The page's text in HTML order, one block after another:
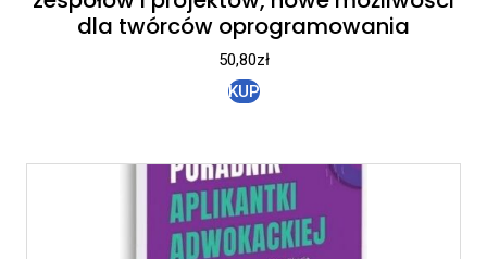
dla twórców oprogramowania
50,80zł
KUP